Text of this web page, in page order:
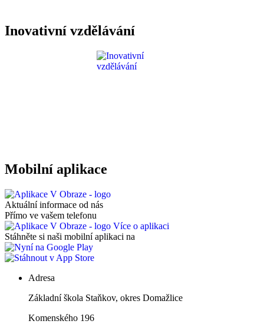
Inovativní vzdělávání
Mobilní aplikace
Aktuální informace od nás
Přímo ve vašem telefonu
Více o aplikaci
Stáhněte si naši mobilní aplikaci na
Adresa
Základní škola Staňkov, okres Domažlice
Komenského 196